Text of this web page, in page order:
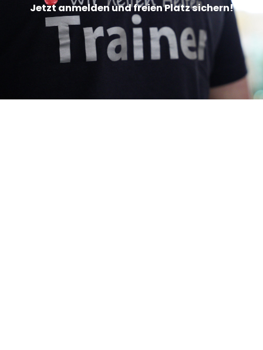
Jetzt anmelden und freien Platz sichern!